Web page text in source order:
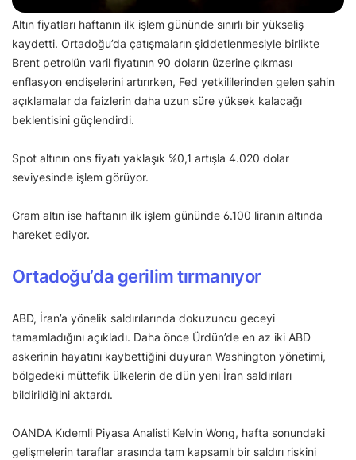
Altın fiyatları haftanın ilk işlem gününde sınırlı bir yükseliş
kaydetti. Ortadoğu’da çatışmaların şiddetlenmesiyle birlikte
Brent petrolün varil fiyatının 90 doların üzerine çıkması
enflasyon endişelerini artırırken, Fed yetkililerinden gelen şahin
açıklamalar da faizlerin daha uzun süre yüksek kalacağı
beklentisini güçlendirdi.
Spot altının ons fiyatı yaklaşık %0,1 artışla 4.020 dolar
seviyesinde işlem görüyor.
Gram altın ise haftanın ilk işlem gününde 6.100 liranın altında
hareket ediyor.
Ortadoğu’da gerilim tırmanıyor
ABD, İran’a yönelik saldırılarında dokuzuncu geceyi
tamamladığını açıkladı. Daha önce Ürdün’de en az iki ABD
askerinin hayatını kaybettiğini duyuran Washington yönetimi,
bölgedeki müttefik ülkelerin de dün yeni İran saldırıları
bildirildiğini aktardı.
OANDA Kıdemli Piyasa Analisti Kelvin Wong, hafta sonundaki
gelişmelerin taraflar arasında tam kapsamlı bir saldırı riskini